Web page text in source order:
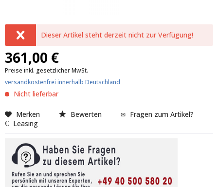
Dieser Artikel steht derzeit nicht zur Verfügung!
361,00 €
Preise inkl. gesetzlicher MwSt.
versandkostenfrei innerhalb Deutschland
Nicht lieferbar
Merken Bewerten
Fragen zum Artikel?
Leasing